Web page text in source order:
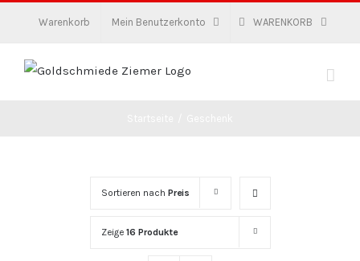
Warenkorb Mein Benutzerkonto WARENKORB
Sortieren nach Preis
Zeige 16 Produkte